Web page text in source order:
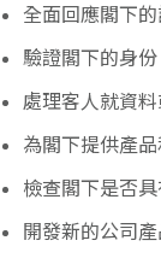
全面回應閣下
驗證閣下的身份
處理客人就資
為閣下提供產
檢查閣下是否
開發新的公司產